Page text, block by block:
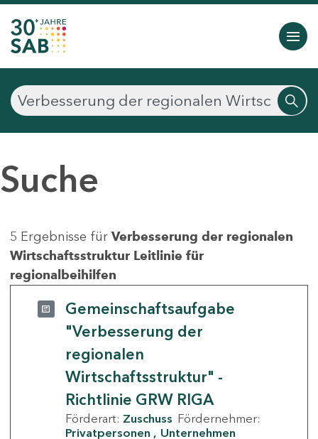
Suche
5 Ergebnisse für Verbesserung der regionalen
Wirtschaftsstruktur Leitlinie für
regionalbeihilfen
Gemeinschaftsaufgabe
"Verbesserung der
regionalen
Wirtschaftsstruktur" -
Richtlinie GRW RIGA
Förderart: Zuschuss Fördernehmer:
Privatpersonen
Unternehmen